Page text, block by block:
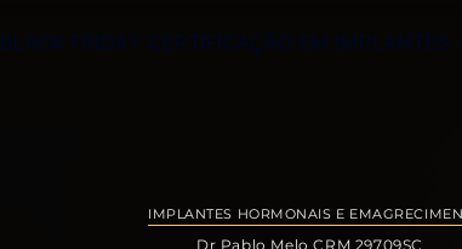
BLACK FRIDAY CERTIFICAÇÃO EM
Dr Pablo Melo CRM 29709SC
IMPLANTES HORMONAIS E